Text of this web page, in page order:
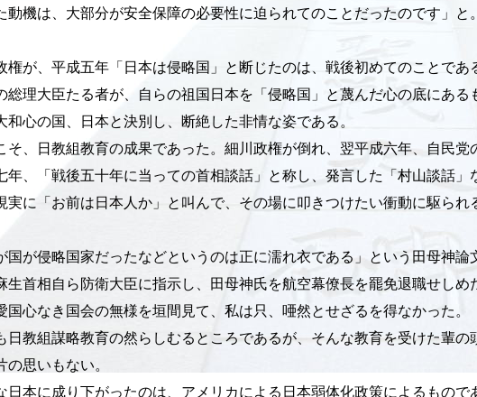
動機は、大部分が安全保障の必要性に迫られてのことだったのです」と。
権が、平成五年「日本は侵略国」と断じたのは、戦後初めてのことであ
総理大臣たる者が、自らの祖国日本を「侵略国」と蔑んだ心の底にあ
和心の国、日本と決別し、断絶した非情な姿である。
そ、日教組教育の成果であった。細川政権が倒れ、翌平成六年、自民
年、「戦後五十年に当っての首相談話」と称し、発言した「村山談話
実に「お前は日本人か」と叫んで、その場に叩きつけたい衝動に駆られ
国が侵略国家だったなどというのは正に濡れ衣である」という田母神
生首相自ら防衛大臣に指示し、田母神氏を航空幕僚長を罷免退職せしめ
国心なき国会の無様を垣間見て、私は只、唖然とせざるを得なかった。
日教組謀略教育の然らしむるところであるが、そんな教育を受けた輩
の思いもない。
日本に成り下がったのは、アメリカによる日本弱体化政策によるもの